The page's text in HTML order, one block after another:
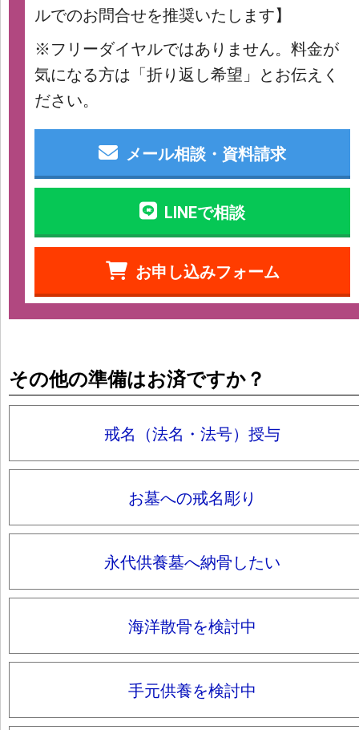
ルでのお問合せを推奨いたします】
※フリーダイヤルではありません。料金が
気になる方は「折り返し希望」とお伝えく
ださい。
メール相談・資料請求
LINEで相談
お申し込みフォーム
その他の準備はお済ですか？
戒名（法名・法号）授与
お墓への戒名彫り
永代供養墓へ納骨したい
海洋散骨を検討中
手元供養を検討中